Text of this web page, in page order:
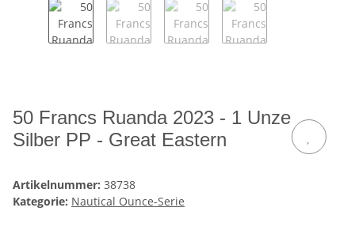
50 Francs Ruanda 2023 - 1 Unze
Silber PP - Great Eastern
Artikelnummer: 38738
Kategorie: Nautical Ounce-Serie